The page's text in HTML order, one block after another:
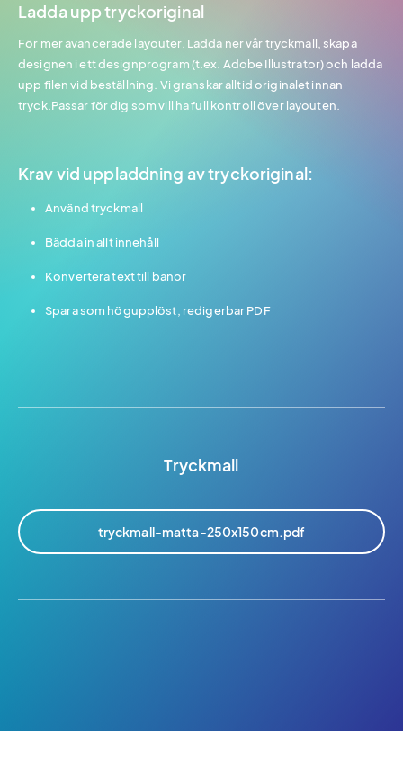
Ladda upp tryckoriginal
För mer avancerade layouter. Ladda ner vår tryckmall, skapa
designen i ett designprogram (t.ex. Adobe Illustrator) och ladda
upp filen vid beställning. Vi granskar alltid originalet innan
tryck.Passar för dig som vill ha full kontroll över layouten.
Krav vid uppladdning av tryckoriginal:
Använd tryckmall
Bädda in allt innehåll
Konvertera text till banor
Spara som högupplöst, redigerbar PDF
Tryckmall
tryckmall-matta-250x150cm.pdf